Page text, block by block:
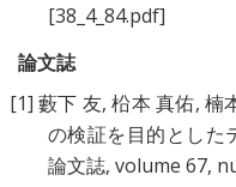
[38_4_84.pdf]
論文誌
[1] 藪下 友,柗本 真佑, 楠
の検証を目的とした
論文誌, volume 67,